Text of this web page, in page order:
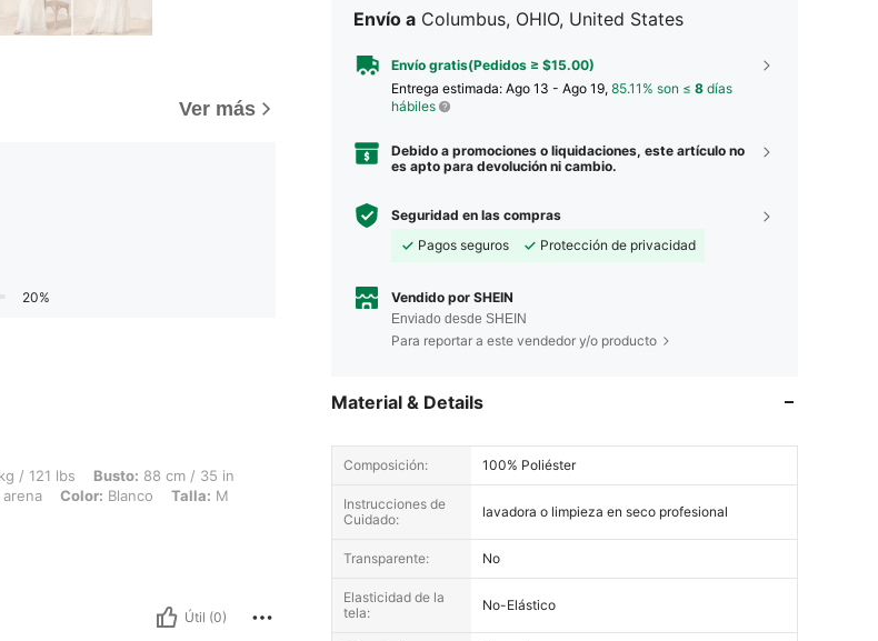
Ver más
20%
88 cm / 35 in, Cintura: 73 cm / 29 in, Caderas: 97 cm / 38 in, Forma del cuerpo: Reloj de arena, Color: Blanco, Talla: M
/ 121 lbs Busto: 88 cm / 35 in
arena Color: Blanco Talla: M
Útil (0)
Envío a Columbus, OHIO, United States
Envío gratis(Pedidos ≥ $15.00)
Entrega estimada: Ago 13 - Ago 19, 85.11% son ≤ 8 días
hábiles
Debido a promociones o liquidaciones, este artículo no
es apto para devolución ni cambio.
Seguridad en las compras
Pagos seguros
Protección de privacidad
Vendido por SHEIN
Enviado desde SHEIN
Para reportar a este vendedor y/o producto
Material & Details
Composición: 100% Poliéster
Instrucciones de
Cuidado:
lavadora o limpieza en seco profesional
Transparente: No
Elasticidad de la
tela:
No-Elástico